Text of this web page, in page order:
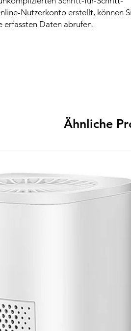
Nutzerkonto erstellt, können
erfassten Daten abrufen.
Ähnliche